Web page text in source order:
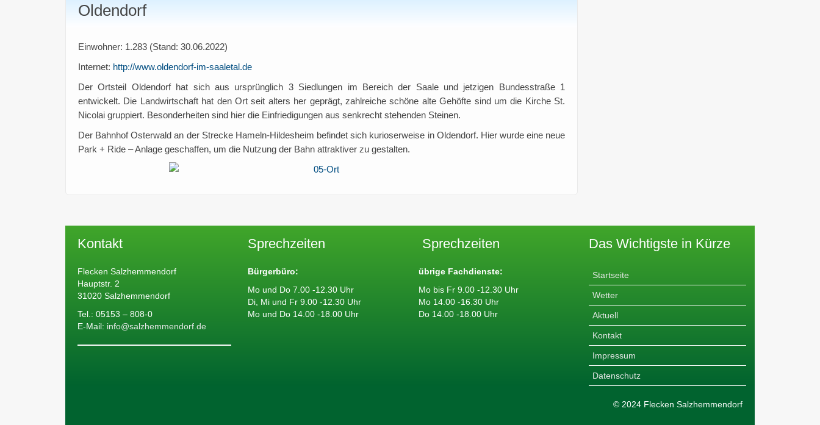
Oldendorf
Einwohner: 1.283 (Stand: 30.06.2022)
Internet: http://www.oldendorf-im-saaletal.de
Der Ortsteil Oldendorf hat sich aus ursprünglich 3 Siedlungen im Bereich der Saale und jetzigen Bundesstraße 1
entwickelt. Die Landwirtschaft hat den Ort seit alters her geprägt, zahlreiche schöne alte Gehöfte sind um die Kirche St.
Nicolai gruppiert. Besonderheiten sind hier die Einfriedigungen aus senkrecht stehenden Steinen.
Der Bahnhof Osterwald an der Strecke Hameln-Hildesheim befindet sich kurioserweise in Oldendorf. Hier wurde eine neue
Park + Ride – Anlage geschaffen, um die Nutzung der Bahn attraktiver zu gestalten.
Kontakt
Flecken Salzhemmendorf
Hauptstr. 2
31020 Salzhemmendorf
Tel.: 05153 – 808-0
E-Mail: info@salzhemmendorf.de
Sprechzeiten
Bürgerbüro:
Mo und Do 7.00 -12.30 Uhr
Di, Mi und Fr 9.00 -12.30 Uhr
Mo und Do 14.00 -18.00 Uhr
Sprechzeiten
übrige Fachdienste:
Mo bis Fr 9.00 -12.30 Uhr
Mo 14.00 -16.30 Uhr
Do 14.00 -18.00 Uhr
Das Wichtigste in Kürze
Startseite
Wetter
Aktuell
Kontakt
Impressum
Datenschutz
© 2024 Flecken Salzhemmendorf